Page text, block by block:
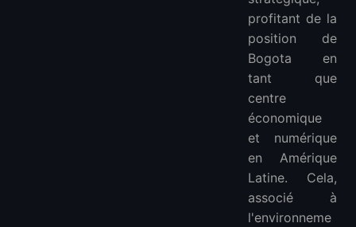
profitant de la
position de
Bogota en
tant que
centre
économique
et numérique
en Amérique
Latine. Cela,
associé à
l'environneme